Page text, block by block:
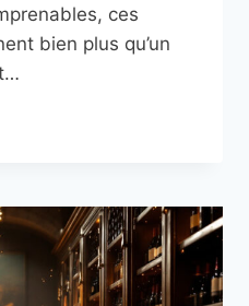
ces
bien plus qu’un